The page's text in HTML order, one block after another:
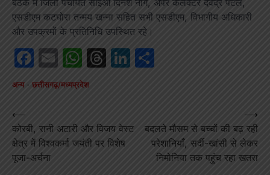
एसडीएम कटघोरा तन्मय खन्ना सहित सभी एसडीएम, विभागीय अधिकारी
और उपक्रमों के प्रतिनिधि उपस्थित रहे।
Facebook
EmailWhatsApp
Threads
LinkedIn
अन्य छत्तीसगढ़/मध्यप्रदेश
Post
navigation
⟵
कोरबी, रानी अटारी और विजय वेस्ट
क्षेत्र में विश्वकर्मा जयंती पर विशेष
पूजा-अर्चना
बदलते मौसम से बच्चों की बढ़ रही
परेशानियाँ, सर्दी-खांसी से लेकर
निमोनिया तक पहुंच रहा खतरा
⟶